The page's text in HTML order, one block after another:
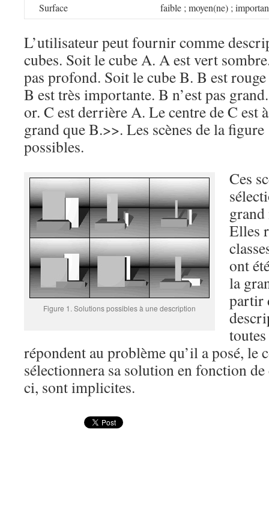
Surface
faible ; moyen(ne) ;
L’utilisateur peut fournir comme
cubes. Soit le cube A. A est vert
pas profond. Soit le cube B. B est
B est très importante. B n’est pas
or. C est derrière A. Le centre de C est
grand que B.>>. Les scènes de la
possibles.
Figure 1. Solutions possibles à une description
Ces
Elles
ont
la
partir
répondent au problème qu’il a posé, le
sélectionnera sa solution en fonction
ci, sont implicites.